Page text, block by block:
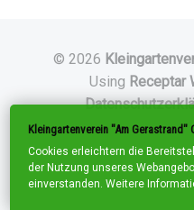
© 2026
Using Receptar
Kleingartenverein "Am Gerastrand"
Cookies erleichtern die
der Nutzung unseres
einverstanden. Weitere